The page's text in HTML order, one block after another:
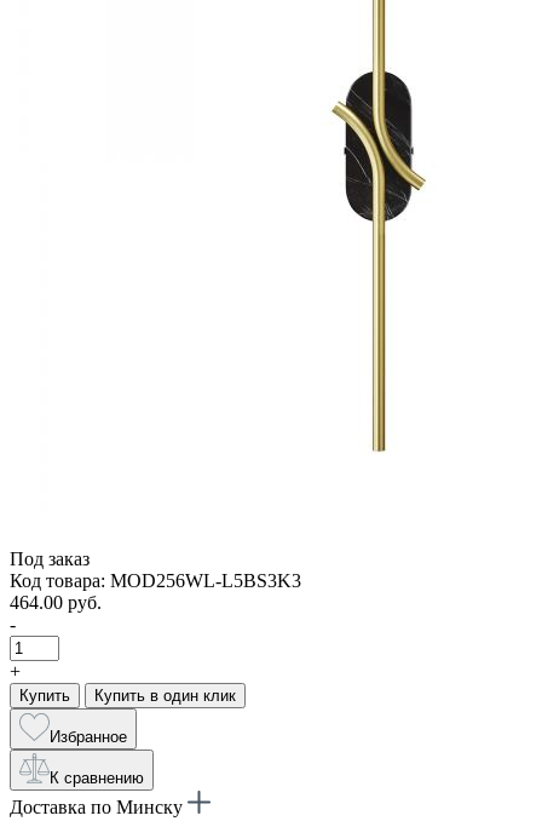
Под заказ
Код товара: MOD256WL-L5BS3K3
464.00 руб.
-
+
Купить Купить в один клик
Избранное
К сравнению
Доставка по Минску